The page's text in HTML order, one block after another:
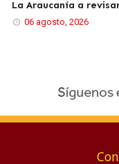
La Araucanía a
06 agosto, 2026